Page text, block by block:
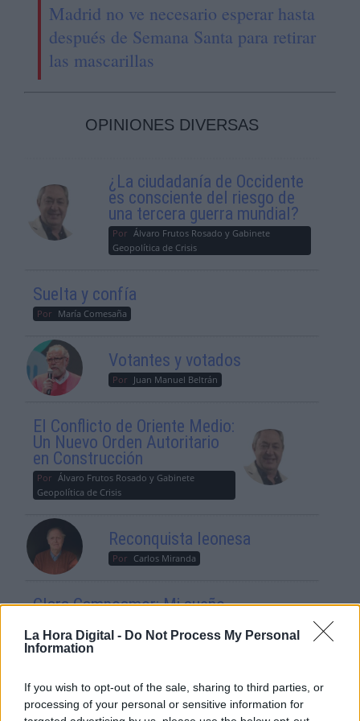
La Hora Digital - Do Not Process My Personal
Information
If you wish to opt-out of the sale, sharing to third parties, or
processing of your personal or sensitive information for
Madrid no ve necesario esperar hasta
después de Semana Santa para retirar
las mascarillas
OPINIONES DIVERSAS
¿La ciudadanía de Occidente
es consciente del riesgo de
una tercera guerra mundial?
Por Álvaro Frutos Rosado y Gabinete
Geopolítica de Crisis
Suelta y confía
Por María Comesaña
Votantes y votados
Por Juan Manuel Beltrán
El Conflicto de Oriente Medio:
Un Nuevo Orden Autoritario
en Construcción
Por Álvaro Frutos Rosado y Gabinete
Geopolítica de Crisis
Reconquista leonesa
Por Carlos Miranda
Clara Campoamor: Mi sueño,
Por María Pérez Herrero